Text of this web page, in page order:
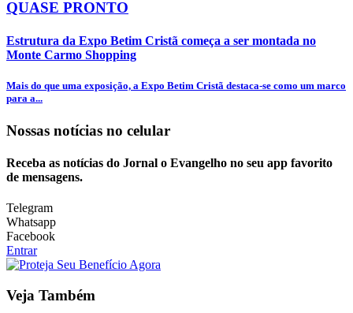
QUASE PRONTO
Estrutura da Expo Betim Cristã começa a ser montada no
Monte Carmo Shopping
Mais do que uma exposição, a Expo Betim Cristã destaca-se como um marco
para a...
Nossas notícias no celular
Receba as notícias do Jornal o Evangelho no seu app favorito
de mensagens.
Telegram
Whatsapp
Facebook
Entrar
Veja Também